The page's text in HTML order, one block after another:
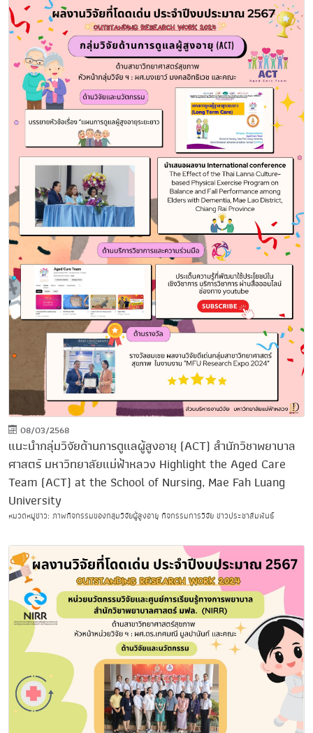
08/03/2568
แนะนำกลุ่มวิจัยด้านการดูแลผู้สูงอายุ (ACT) สำนักวิชาพยาบาล
ศาสตร์ มหาวิทยาลัยแม่ฟ้าหลวง Highlight the Aged Care
Team (ACT) at the School of Nursing, Mae Fah Luang
University
หมวดหมู่ข่าว: ภาพกิจกรรมของกลุ่มวิจัยผู้สูงอายุ กิจกรรมการวิจัย ข่าวประชาสัมพันธ์